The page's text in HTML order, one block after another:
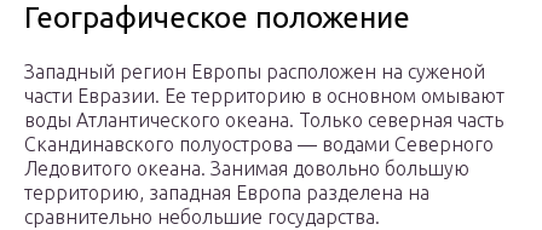
Географическое положение
Западный регион Европы расположен на суженой
части Евразии. Ее территорию в основном омывают
воды Атлантического океана. Только северная часть
Скандинавского полуострова — водами Северного
Ледовитого океана. Занимая довольно большую
территорию, западная Европа разделена на
сравнительно небольшие государства.